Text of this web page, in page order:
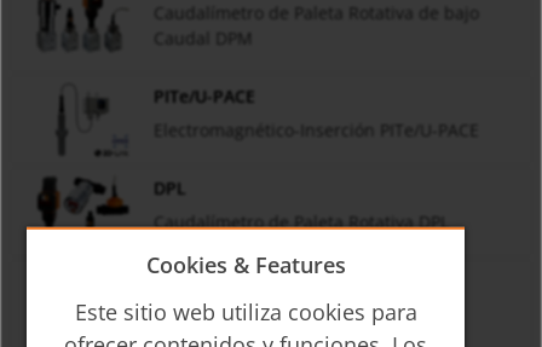
Caudalímetro de Paleta Rotativa de bajo
Caudal DPM
PITe/U-PACE
Electromagnético-Inserción PITe/U-PACE
DPL
Caudalímetro de Paleta Rotativa DPL
DRH
Caudalímetro de Paleta Rotativa DRH
Cookies & Features
Este sitio web utiliza cookies para